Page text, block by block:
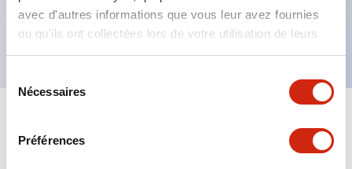
avec d'autres informations que vous leur avez fournies
ou qu'ils ont collectées lors de votre utilisation de leurs
services.
Nécessaires
Préférences
déclenchement à 2 actions, garde intégrée,
structure de protection des doigts IP20.
Tout développer+